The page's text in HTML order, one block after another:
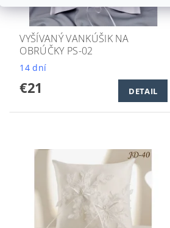
VYŠÍVANÝ VANKÚŠIK NA
OBRÚČKY PS-02
14 dní
€21 DETAIL